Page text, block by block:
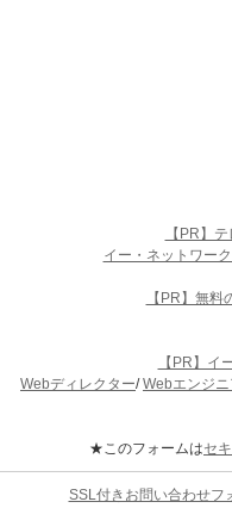
【PR】
イー・ネットワー
【PR】無
【PR】イ
Webディレクター/Webエンジ
★このフォームはセ
SSL付きお問い合わせフ